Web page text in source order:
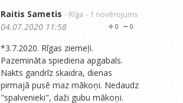
Raitis Sametis - Rīga - 1 novērojums
0
0
04.07.2020 11:58
*3.7.2020. Rīgas ziemeļi.
Pazemināta spiediena apgabals.
Nakts gandrīz skaidra, dienas
pirmajā pusē maz mākoņi. Nedaudz
"spalvenieki", daži gubu mākoņi.